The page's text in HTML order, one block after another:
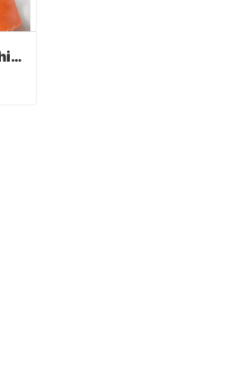
Orange Maschine PVC beschichtethandschuhe